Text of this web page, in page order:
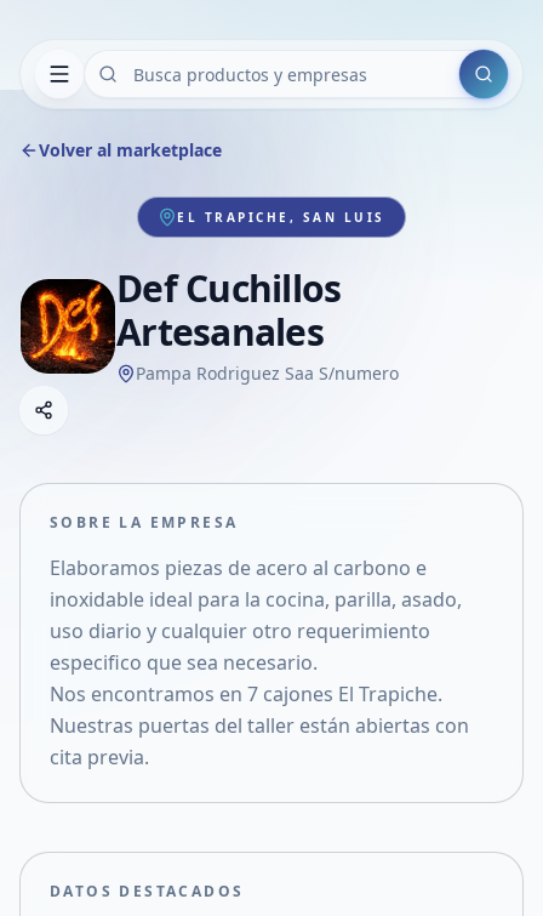
Buscar
Volver al marketplace
EL TRAPICHE, SAN LUIS
Def Cuchillos
Artesanales
Pampa Rodriguez Saa S/numero
Compartir empresa
Compartir en X
SOBRE LA EMPRESA
Elaboramos piezas de acero al carbono e
inoxidable ideal para la cocina, parilla, asado,
uso diario y cualquier otro requerimiento
especifico que sea necesario.
Nos encontramos en 7 cajones El Trapiche.
Nuestras puertas del taller están abiertas con
cita previa.
DATOS DESTACADOS